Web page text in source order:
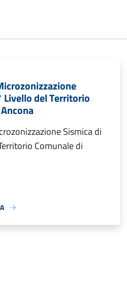
Livello del Territorio
Sismica di
Comunale di